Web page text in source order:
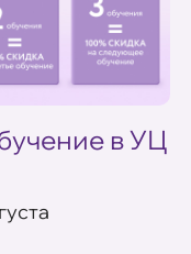
в УЦ